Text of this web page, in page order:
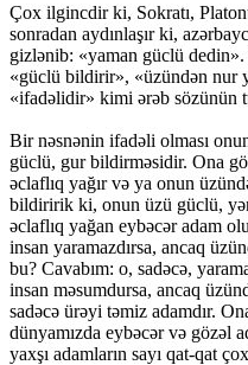
Çox ilgincdir ki, Sokratı,
sonradan aydınlaşır ki,
gizlənib: «yaman güclü
«güclü bildirir», «üzündən nur
«ifadəlidir» kimi ərəb sözünün
Bir nəsnənin ifadəli olması
güclü, gur bildirməsidir. Ona
əclaflıq yağır və ya onun
bildiririk ki, onun üzü güclü,
əclaflıq yağan eybəcər adam
insan yaramazdırsa, ancaq
bu? Cavabım: o, sadəcə,
insan məsumdursa, ancaq
sadəcə ürəyi təmiz adamdır.
dünyamızda eybəcər və gözəl
yaxşı adamların sayı qat-qat